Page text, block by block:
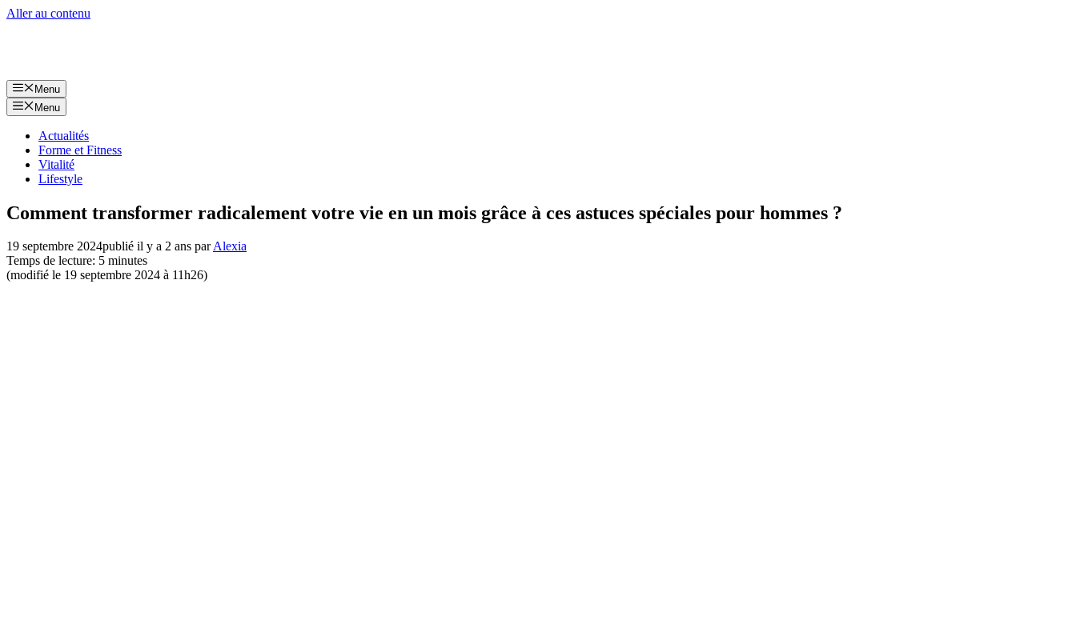
Aller au contenu
Menu
Menu
Actualités
Forme et Fitness
Vitalité
Lifestyle
Comment transformer radicalement votre vie en un mois grâce à ces astuces spéciales pour hommes ?
19 septembre 2024publié il y a 2 ans parAlexia
Temps de lecture: 5 minutes
(modifié le 19 septembre 2024 à 11h26)